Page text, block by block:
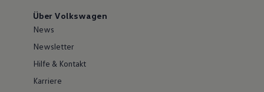
Über Volkswagen
News
Newsletter
Hilfe & Kontakt
Karriere